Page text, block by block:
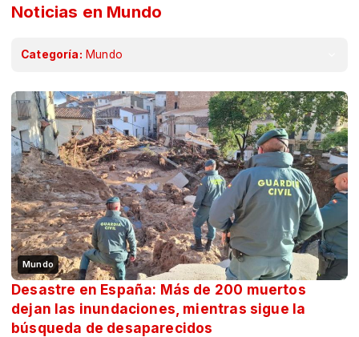
Noticias en Mundo
Categoría: Mundo
Mundo
Desastre en España: Más de 200 muertos
dejan las inundaciones, mientras sigue la
búsqueda de desaparecidos